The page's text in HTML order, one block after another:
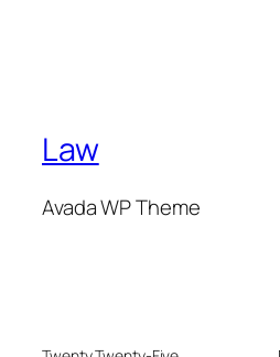
Law
Avada WP Theme